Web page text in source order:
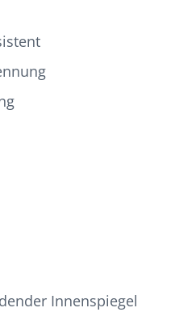
Innenspiegel